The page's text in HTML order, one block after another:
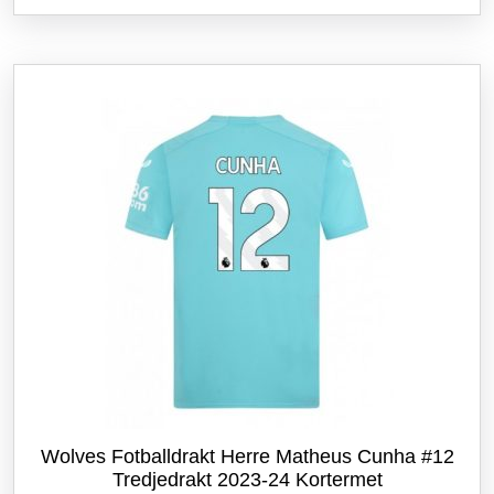
flere
Alternativene
på
produktsiden
Wolves Fotballdrakt Herre Matheus Cunha #12
Tredjedrakt 2023-24 Kortermet